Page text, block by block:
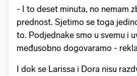
- I to deset minuta, no nemam
prednost. Sjetimo se toga
to. Podjednake smo u svemu i
međusobno dogovaramo -
I dok se Larissa i Dora nisu